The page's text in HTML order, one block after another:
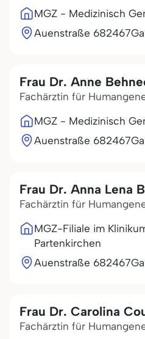
MGZ - Medizinisch
Auenstraße 682467
Frau Dr. Anne
Fachärztin für
MGZ - Medizinisch
Auenstraße 682467
Frau Dr. Anna Lena
Fachärztin für
MGZ-Filiale im
Partenkirchen
Auenstraße 682467
Frau Dr. Carolina
Fachärztin für